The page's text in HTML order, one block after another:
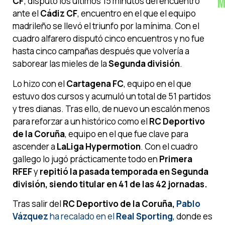
ante el Cádiz CF, encuentro en el que el equipo
madrileño se llevó el triunfo por la mínima. Con el
cuadro alfarero disputó cinco encuentros y no fue
hasta cinco campañas después que volvería a
saborear las mieles de laSegunda división.
Lo hizo con el Cartagena FC, equipo en el que
estuvo dos cursos y acumuló un total de 51 partidos
y tres dianas. Tras ello, de nuevo un escalón menos
para reforzar a un histórico como el RC Deportivo
de la Coruña, equipo en el que fue clave para
ascender a LaLiga Hypermotion. Con el cuadro
gallego lo jugó prácticamente todo en Primera
RFEFyrepitió la pasada temporada en Segunda
división, siendo titular en 41 de las 42 jornadas.
Tras salir del RC Deportivo de la Coruña, Pablo
Vázquezha recalado en el Real Sporting, donde es